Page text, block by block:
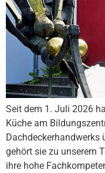
Seit dem 1. Juli 2026
Küche am
Dachdeckerhandwerks
gehört sie zu unserem
ihre hohe